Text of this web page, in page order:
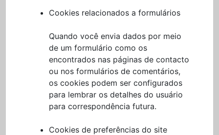
Cookies relacionados a formulários
Quando você envia dados por meio
de um formulário como os
encontrados nas páginas de contacto
ou nos formulários de comentários,
os cookies podem ser configurados
para lembrar os detalhes do usuário
para correspondência futura.
Cookies de preferências do site